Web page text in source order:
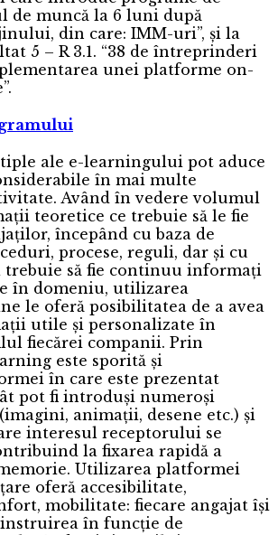
de muncă la 6 luni după
din care: IMM-uri”, și la
5 – R 3.1. “38 de întreprinderi
unei platforme on-
ale e-learningului pot aduce
în mai multe
Având în vedere volumul
teoretice ce trebuie să le fie
începând cu baza de
procese, reguli, dar și cu
trebuie să fie continuu informați
în domeniu, utilizarea
le oferă posibilitatea de a avea
utile și personalizate în
fiecărei companii. Prin
este sporită și
în care este prezentat
pot fi introduși numeroși
animații, desene etc.) și
interesul receptorului se
la fixarea rapidă a
Utilizarea platformei
oferă accesibilitate,
mobilitate: fiecare angajat își
în funcție de